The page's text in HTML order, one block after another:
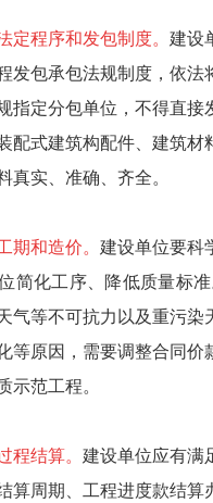
定程序和发包制度。 建设
发包承包法规制度，依
指定分包单位，不得直
配式建筑构配件、建筑
真实、准确、齐全。
期和造价。 建设单位要科
简化工序、降低质量标
气等不可抗力以及重污染
等原因，需要调整合同
范工程。
程结算。 建设单位应有满
算周期、工程进度款结